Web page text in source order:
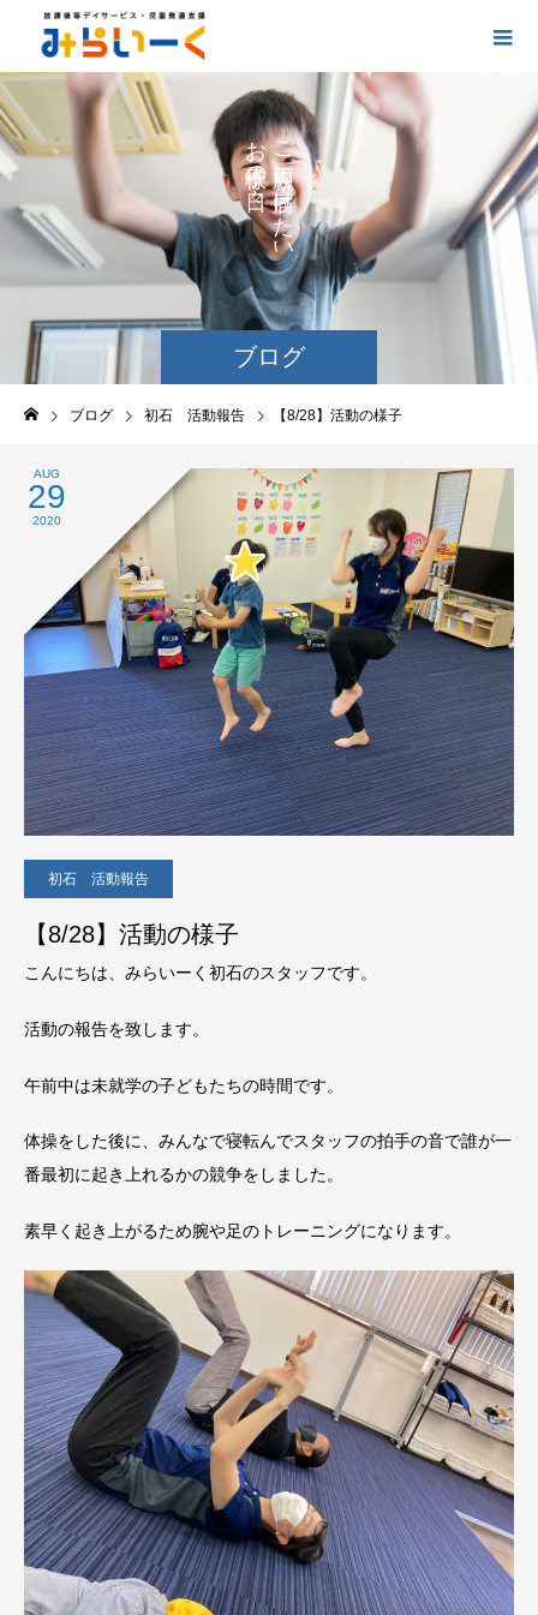
ブログ
ご
に
け
た
い
お
の
の
ブログ 初石 活動報告 【8/28】活動の様子
AUG
29
2020
初石 活動報告
【8/28】活動の様子
こんにちは、みらいーく初石のスタッフです。
活動の報告を致します。
午前中は未就学の子どもたちの時間です。
体操をした後に、みんなで寝転んでスタッフの拍手の音で誰が一
番最初に起き上れるかの競争をしました。
素早く起き上がるため腕や足のトレーニングになります。